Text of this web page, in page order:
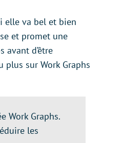
elle va bel et bien
et promet une
avant d’être
sur Work Graphs
Work Graphs.
les